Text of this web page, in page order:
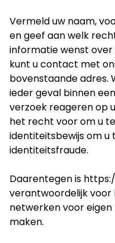
Vermeld uw naam,
en geef aan welk
informatie wenst over
kunt u contact met
bovenstaande adres.
ieder geval binnen
verzoek reageren op
het recht voor om u
identiteitsbewijs om
identiteitsfraude.
Daarentegen is
verantwoordelijk
netwerken voor
maken.